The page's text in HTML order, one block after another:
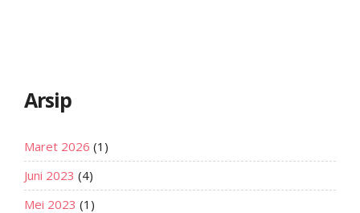
Arsip
Maret 2026 (1)
Juni 2023 (4)
Mei 2023 (1)